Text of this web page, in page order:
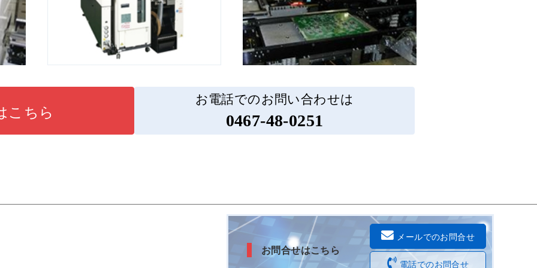
こちら
お電話でのお問い合わせは
0467-48-0251
お問合せはこちら
メールでのお問合せ
電話でのお問合せ